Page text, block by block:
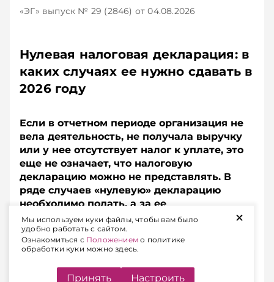
«ЭГ» выпуск № 29 (2846) от 04.08.2026
Нулевая налоговая декларация: в
каких случаях ее нужно сдавать в
2026 году
Если в отчетном периоде организация не
вела деятельность, не получала выручку
или у нее отсутствует налог к уплате, это
еще не означает, что налоговую
декларацию можно не представлять. В
ряде случаев «нулевую» декларацию
необходимо подать, а за ее
непредставление предусмотрена
административная ответственность.
Содержание
+
Мы используем куки файлы, чтобы вам было
удобно работать с сайтом.
Ознакомиться с Положением о политике
обработки куки можно здесь.
Принять Настроить